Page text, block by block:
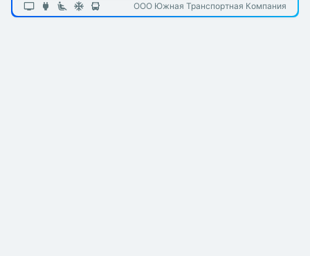
ООО Южная Транспортная Компания